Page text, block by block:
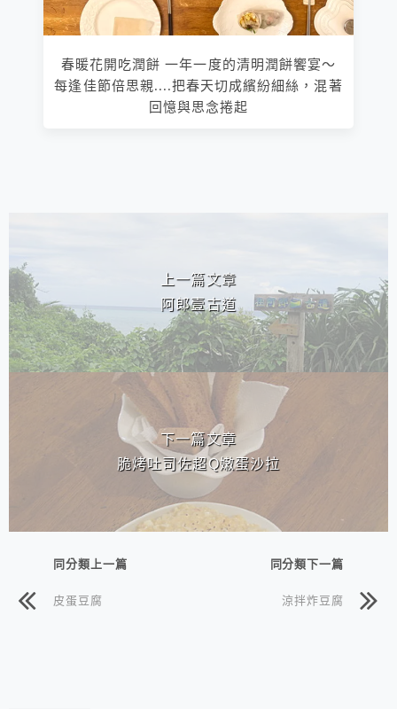
春暖花開吃潤餅 一年一度的清明潤餅饗宴～
每逢佳節倍思親....把春天切成繽紛細絲，混著
回憶與思念捲起
上一篇文章
阿郎壹古道
下一篇文章
脆烤吐司佐超Q嫩蛋沙拉
同分類上一篇
皮蛋豆腐
同分類下一篇
涼拌炸豆腐